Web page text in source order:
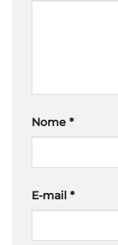
Nome *
E-mail *